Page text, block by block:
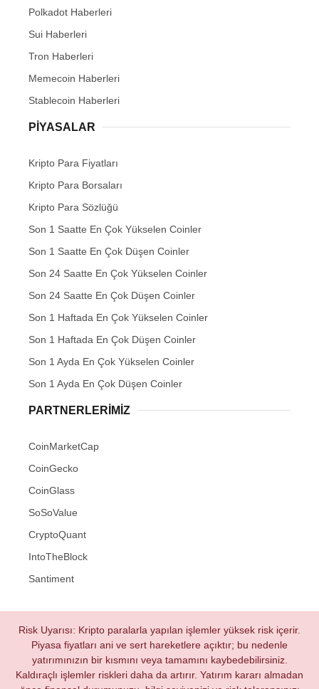
Polkadot Haberleri
Sui Haberleri
Tron Haberleri
Memecoin Haberleri
Stablecoin Haberleri
PIYASALAR
Kripto Para Fiyatları
Kripto Para Borsaları
Kripto Para Sözlüğü
Son 1 Saatte En Çok Yükselen Coinler
Son 1 Saatte En Çok Düşen Coinler
Son 24 Saatte En Çok Yükselen Coinler
Son 24 Saatte En Çok Düşen Coinler
Son 1 Haftada En Çok Yükselen Coinler
Son 1 Haftada En Çok Düşen Coinler
Son 1 Ayda En Çok Yükselen Coinler
Son 1 Ayda En Çok Düşen Coinler
PARTNERLERIMIZ
CoinMarketCap
CoinGecko
CoinGlass
SoSoValue
CryptoQuant
IntoTheBlock
Santiment
Risk Uyarısı: Kripto paralarla yapılan işlemler yüksek risk içerir.
Piyasa fiyatları ani ve sert hareketlere açıktır; bu nedenle
yatırımınızın bir kısmını veya tamamını kaybedebilirsiniz.
Kaldıraçlı işlemler riskleri daha da artırır. Yatırım kararı almadan